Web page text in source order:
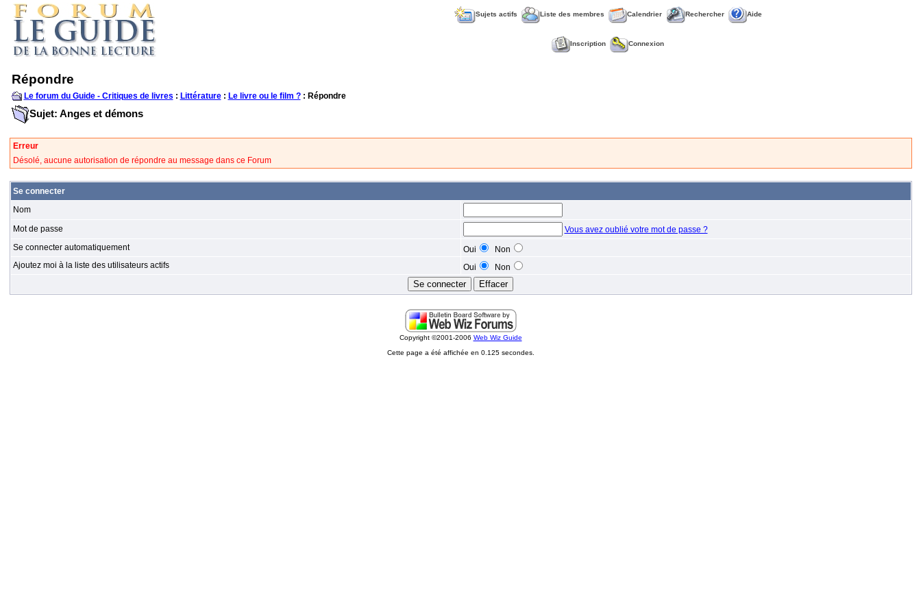
Sujets actifs Liste des membres Calendrier Rechercher Aide
Inscription Connexion
Répondre
Le forum du Guide - Critiques de livres : Littérature: Le livre ou le film ?: Répondre
Sujet: Anges et démons
Erreur
Désolé, aucune autorisation de répondre au message dans ce Forum
Se connecter
Nom
Mot de passe
Vous avez oublié votre mot de passe ?
Se connecter automatiquement
Oui
Non
Ajoutez moi à la liste des utilisateurs actifs
Oui Non
Copyright ©2001-2006 Web Wiz Guide
Cette page a été affichée en 0.125 secondes.